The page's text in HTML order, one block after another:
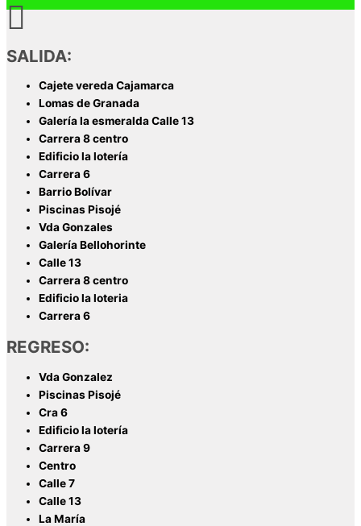
SALIDA:
Cajete vereda Cajamarca
Lomas de Granada
Galería la esmeralda Calle 13
Carrera 8 centro
Edificio la lotería
Carrera 6
Barrio Bolívar
Piscinas Pisojé
Vda Gonzales
Galería Bellohorinte
Calle 13
Carrera 8 centro
Edificio la loteria
Carrera 6
REGRESO:
Vda Gonzalez
Piscinas Pisojé
Cra 6
Edificio la lotería
Carrera 9
Centro
Calle 7
Calle 13
La María